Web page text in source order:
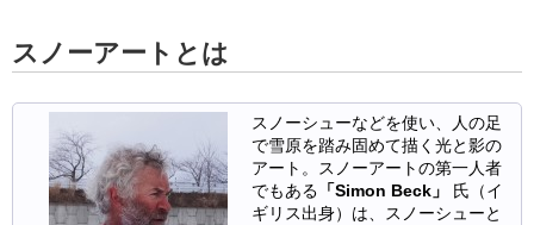
スノーアートとは
スノーシューなどを使い、人の足
で雪原を踏み固めて描く光と影の
アート。スノーアートの第一人者
でもある 「Simon Beck」
氏（イ
ギリス出身）は、スノーシューと